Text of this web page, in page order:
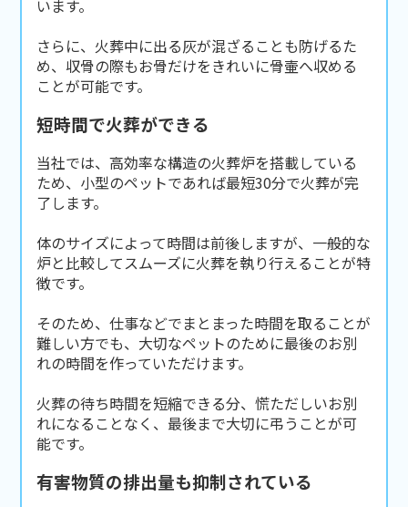
います。
さらに、火葬中に出る灰が混ざることも防げるた
め、収骨の際もお骨だけをきれいに骨壷へ収める
ことが可能です。
短時間で火葬ができる
当社では、高効率な構造の火葬炉を搭載している
ため、小型のペットであれば最短30分で火葬が完
了します。
体のサイズによって時間は前後しますが、一般的な
炉と比較してスムーズに火葬を執り行えることが特
徴です。
そのため、仕事などでまとまった時間を取ることが
難しい方でも、大切なペットのために最後のお別
れの時間を作っていただけます。
火葬の待ち時間を短縮できる分、慌ただしいお別
れになることなく、最後まで大切に弔うことが可
能です。
有害物質の排出量も抑制されている